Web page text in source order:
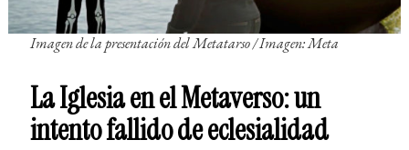
Imagen de la presentación del Metatarso/ Imagen: Meta
La Iglesia en el Metaverso: un
intento fallido de eclesialidad